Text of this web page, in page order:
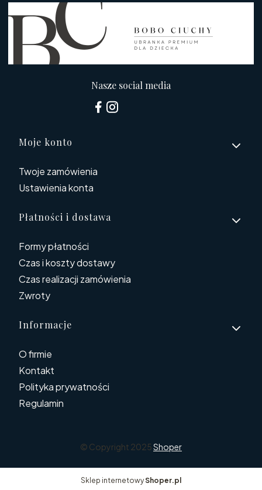
Nasze social media
Linki w stopce
Moje konto
Twoje zamówienia
Ustawienia konta
Płatności i dostawa
Formy płatności
Czas i koszty dostawy
Czas realizacji zamówienia
Zwroty
Informacje
O firmie
Kontakt
Polityka prywatności
Regulamin
© Copyright 2025Shoper
Sklep internetowyShoper.pl